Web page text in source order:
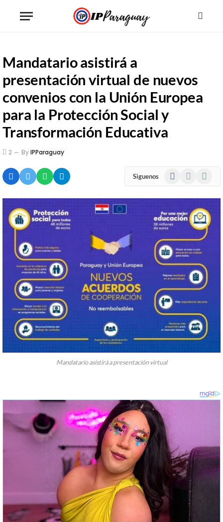
Mandatario asistirá a
presentación virtual de nuevos
convenios con la Unión Europea
para la Protección Social y
Transformación Educativa
2 ByIPParaguay
Siguenos Facebook
Mandatario asistirá a presentación virtual